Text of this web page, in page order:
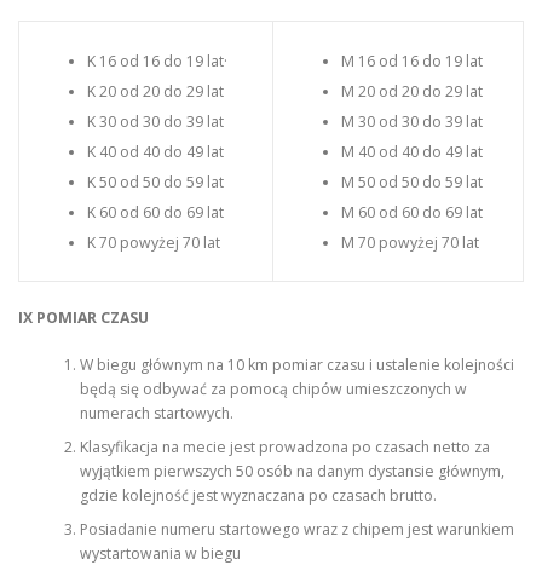
K 16 od 16 do 19 lat·
K 20 od 20 do 29 lat
K 30 od 30 do 39 lat
K 40 od 40 do 49 lat
K 50 od 50 do 59 lat
K 60 od 60 do 69 lat
K 70 powyżej 70 lat
M 16 od 16 do 19 lat
M 20 od 20 do 29 lat
M 30 od 30 do 39 lat
M 40 od 40 do 49 lat
M 50 od 50 do 59 lat
M 60 od 60 do 69 lat
M 70 powyżej 70 lat
IX POMIAR CZASU
W biegu głównym na 10 km pomiar czasu i ustalenie kolejności
będą się odbywać za pomocą chipów umieszczonych w
numerach startowych.
Klasyfikacja na mecie jest prowadzona po czasach netto za
wyjątkiem pierwszych 50 osób na danym dystansie głównym,
gdzie kolejność jest wyznaczana po czasach brutto.
Posiadanie numeru startowego wraz z chipem jest warunkiem
wystartowania w biegu